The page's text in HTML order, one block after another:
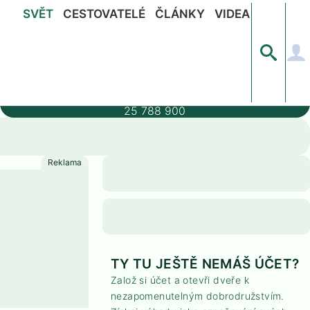
SVĚT CESTOVATELÉ ČLÁNKY VIDEA
25 788 900
TY TU JEŠTĚ NEMÁŠ ÚČET?
Založ si účet a otevři dveře k
nezapomenutelným dobrodružstvím.